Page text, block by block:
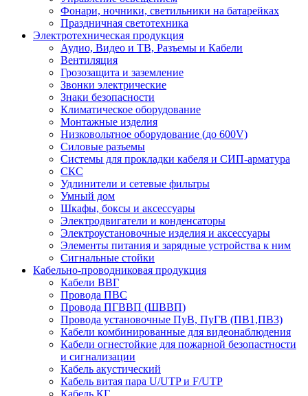
Фонари, ночники, светильники на батарейках
Праздничная светотехника
Электротехническая продукция
Аудио, Видео и ТВ, Разъемы и Кабели
Вентиляция
Грозозащита и заземление
Звонки электрические
Знаки безопасности
Климатическое оборудование
Монтажные изделия
Низковольтное оборудование (до 600V)
Силовые разъемы
Системы для прокладки кабеля и СИП-арматура
СКС
Удлинители и сетевые фильтры
Умный дом
Шкафы, боксы и аксессуары
Электродвигатели и конденсаторы
Электроустановочные изделия и аксессуары
Элементы питания и зарядные устройства к ним
Сигнальные стойки
Кабельно-проводниковая продукция
Кабели ВВГ
Провода ПВС
Провода ПГВВП (ШВВП)
Провода установочные ПуВ, ПуГВ (ПВ1,ПВ3)
Кабели комбинированные для видеонаблюдения
Кабели огнестойкие для пожарной безопастности
и сигнализации
Кабель акустический
Кабель витая пара U/UTP и F/UTP
Кабель КГ